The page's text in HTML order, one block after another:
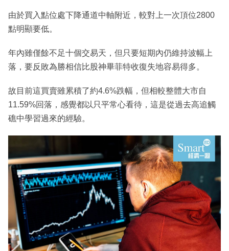
由於買入點位處下降通道中軸附近，較對上一次頂位2800
點明顯要低。
年內雖僅餘不足十個交易天，但只要短期內仍維持波幅上
落，要反敗為勝相信比股神畢菲特收復失地容易得多。
故目前這買賣雖累積了約4.6%跌幅，但相較整體大市自
11.59%回落，感覺都以只平常心看待，這是從過去高追觸
礁中學習過來的經驗。